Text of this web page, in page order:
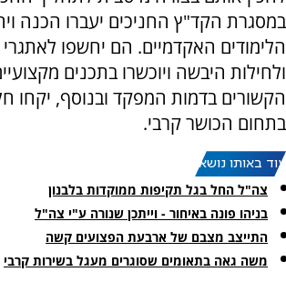
במסגרת הקד"ץ החניכים יעברו הכנה
הלימודים האקדמיים. הם יחשפו
ולחילות היבשה ויוכשרו בתכנים
הקשורים בדמות המפקד ובנוסף, יקחו
בתחום הכושר קרבי.
עוד באותו נושא:
צה"ל החל בגל תקיפות ממוקדות בלבנון
בניהו פונה באיחור - וייתכן שנורה ע"י צה"ל
התייצב מצבם של ארבעת הפצועים קשה
משה גאה בתאומים שסוגרים מעגל בשירות קרבי